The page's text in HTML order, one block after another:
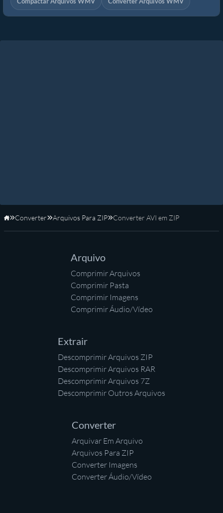
Início
Converter Arquivos Para ZIP Converter AVI em ZIP
Arquivo
Comprimir Arquivos
Comprimir Pasta
Comprimir Imagens
Comprimir Áudio/Vídeo
Extrair
Descomprimir Arquivos ZIP
Descomprimir Arquivos RAR
Descomprimir Arquivos 7Z
Descomprimir Outros Arquivos
Converter
Arquivar Em Arquivo
Arquivos Para ZIP
Converter Imagens
Converter Áudio/Vídeo